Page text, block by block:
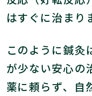
はすぐに治まり
このように鍼灸
が少ない安心の
薬に頼らず、自